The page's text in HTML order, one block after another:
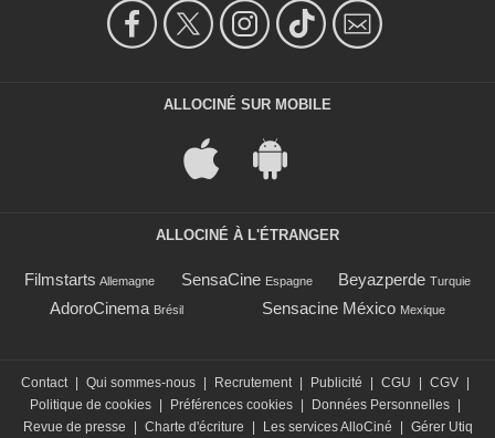
ALLOCINÉ SUR MOBILE
ALLOCINÉ À L'ÉTRANGER
Filmstarts Allemagne SensaCine Espagne Beyazperde Turquie
AdoroCinema Brésil Sensacine México Mexique
Contact Qui sommes-nous Recrutement Publicité CGU CGV
Politique de cookies
Préférences cookies Données Personnelles
Revue de presse
Charte d'écriture Les services AlloCiné Gérer Utiq